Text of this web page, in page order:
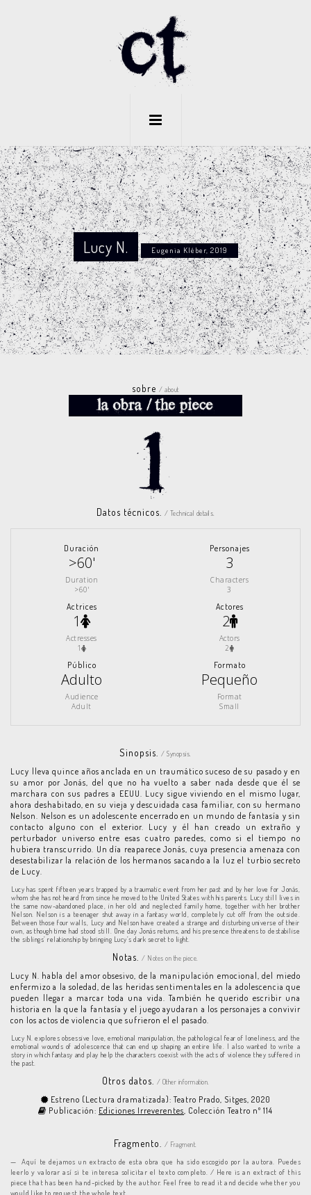
Lucy N. Eugenia Kléber, 2019
sobre/ about
Datos técnicos. / Technical details.
Duración
>60'
Duration
>60'
Personajes
3
Characters
3
Actrices
1
Actresses
1
Actores
2
Actors
2
Público
Adulto
Audience
Adult
Formato
Pequeño
Format
Small
Sinopsis./ Synopsis.
Lucy lleva quince años anclada en un traumático suceso de su pasado y en
su amor por Jonás, del que no ha vuelto a saber nada desde que él se
marchara con sus padres a EEUU. Lucy sigue viviendo en el mismo lugar,
ahora deshabitado, en su vieja y descuidada casa familiar, con su hermano
Nelson. Nelson es un adolescente encerrado en un mundo de fantasía y sin
contacto alguno con el exterior. Lucy y él han creado un extraño y
perturbador universo entre esas cuatro paredes, como si el tiempo no
hubiera transcurrido. Un día reaparece Jonás, cuya presencia amenaza con
desestabilizar la relación de los hermanos sacando a la luz el turbio secreto
de Lucy.
Lucy has spent fifteen years trapped by a traumatic event from her past and by her love for Jonás,
whom she has not heard from since he moved to the United States with his parents. Lucy still lives in
the same now-abandoned place, in her old and neglected family home, together with her brother
Nelson. Nelson is a teenager shut away in a fantasy world, completely cut off from the outside.
Between those four walls, Lucy and Nelson have created a strange and disturbing universe of their
own, as though time had stood still. One day Jonás returns, and his presence threatens to destabilise
the siblings’ relationship by bringing Lucy’s dark secret to light.
Notas./ Notes on the piece.
Lucy N. habla del amor obsesivo, de la manipulación emocional, del miedo
enfermizo a la soledad, de las heridas sentimentales en la adolescencia que
pueden llegar a marcar toda una vida. También he querido escribir una
historia en la que la fantasía y el juego ayudaran a los personajes a convivir
con los actos de violencia que sufrieron el el pasado.
Lucy N. explores obsessive love, emotional manipulation, the pathological fear of loneliness, and the
emotional wounds of adolescence that can end up shaping an entire life. I also wanted to write a
story in which fantasy and play help the characters coexist with the acts of violence they suffered in
the past.
Otros datos. / Other information.
Estreno (Lectura dramatizada): Teatro Prado, Sitges, 2020
Publicación: Ediciones Irreverentes, Colección Teatro nº 114
Fragmento./ Fragment.
Aquí te dejamos un extracto de esta obra que ha sido escogido por la autora. Puedes
leerlo y valorar así si te interesa solicitar el texto completo. / Here is an extract of this
piece that has been hand-picked by the author. Feel free to read it and decide whether you